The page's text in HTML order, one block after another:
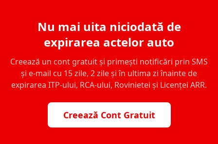
Nu mai uita niciodată de
expirarea actelor auto
Creează un cont gratuit și primești notificări prin SMS
și e-mail cu 15 zile, 2 zile și în ultima zi înainte de
expirarea ITP-ului, RCA-ului, Rovinietei și Licenței ARR.
Creează Cont Gratuit